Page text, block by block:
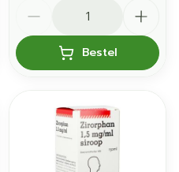
Bestel